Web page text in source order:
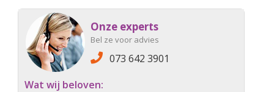
Onze experts
Bel ze voor advies
073 642 3901
Wat wij beloven: